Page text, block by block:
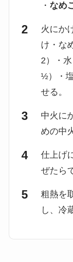
・ なめ
火にか
け・な
2）・
½）・
せる。
中火に
めの中
仕上げ
ぜたら
粗熱を
し、冷